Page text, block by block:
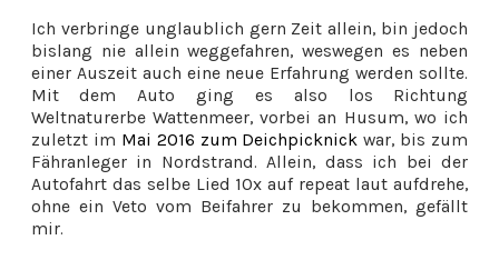
Ich verbringe unglaublich gern Zeit allein, bin jedoch
bislang nie allein weggefahren, weswegen es neben
einer Auszeit auch eine neue Erfahrung werden sollte.
Mit dem Auto ging es also los Richtung
Weltnaturerbe Wattenmeer, vorbei an Husum, wo ich
zuletzt im Mai 2016 zum Deichpicknick war, bis zum
Fähranleger in Nordstrand. Allein, dass ich bei der
Autofahrt das selbe Lied 10x auf repeat laut aufdrehe,
ohne ein Veto vom Beifahrer zu bekommen, gefällt
mir.